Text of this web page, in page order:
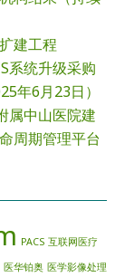
建工程
系统升级采购
年6月23日）
属中山医院建
周期管理平台
PACS 互联网医疗
医华铂奥 医学影像处理